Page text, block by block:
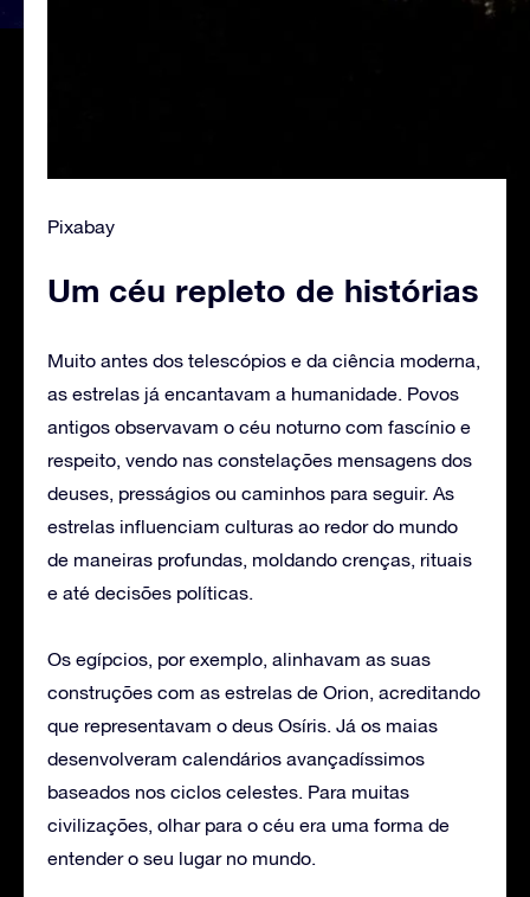
Pixabay
Um céu repleto de histórias
Muito antes dos telescópios e da ciência moderna,
as estrelas já encantavam a humanidade. Povos
antigos observavam o céu noturno com fascínio e
respeito, vendo nas constelações mensagens dos
deuses, presságios ou caminhos para seguir. As
estrelas influenciam culturas ao redor do mundo
de maneiras profundas, moldando crenças, rituais
e até decisões políticas.
Os egípcios, por exemplo, alinhavam as suas
construções com as estrelas de Orion, acreditando
que representavam o deus Osíris. Já os maias
desenvolveram calendários avançadíssimos
baseados nos ciclos celestes. Para muitas
civilizações, olhar para o céu era uma forma de
entender o seu lugar no mundo.